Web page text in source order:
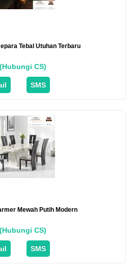
Tebal Utuhan Terbaru
CS)
SMS
Mewah Putih Modern
CS)
SMS